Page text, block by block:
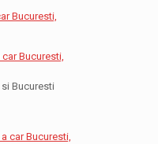
Bucuresti